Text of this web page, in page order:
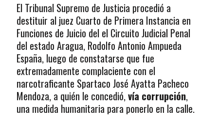
El Tribunal Supremo de Justicia procedió a
destituir al juez Cuarto de Primera Instancia en
Funciones de Juicio del el Circuito Judicial Penal
del estado Aragua, Rodolfo Antonio Ampueda
España, luego de constatarse que fue
extremadamente complaciente con el
narcotraficante Spartaco José Ayatta Pacheco
Mendoza, a quién le concedió,vía corrupción,
una medida humanitaria para ponerlo en la calle.